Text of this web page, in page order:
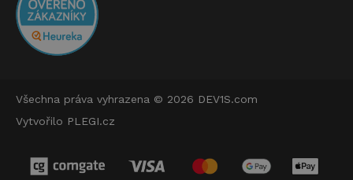
Všechna práva vyhrazena © 2026 DEV1S.com
Vytvořilo PLEGI.cz